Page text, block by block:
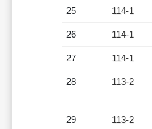
25 114-1
26 114-1
27 114-1
28 113-2
29 113-2